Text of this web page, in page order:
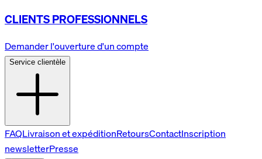
CLIENTS PROFESSIONNELS
Demander l'ouverture d'un compte
Service clientèle
FAQLivraison et expéditionRetoursContactInscription
newsletterPresse